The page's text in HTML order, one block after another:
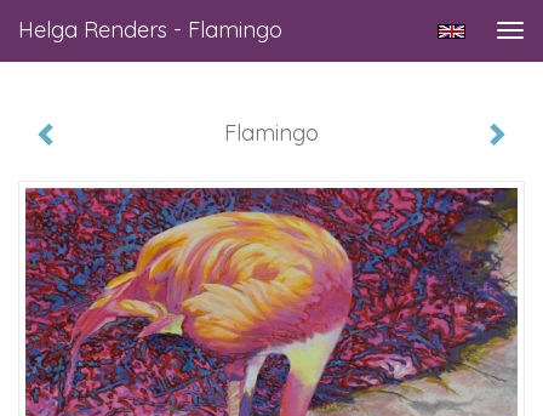
Helga Renders - Flamingo
Flamingo